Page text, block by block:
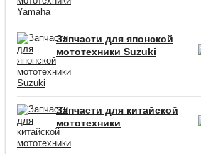
Запчасти для японской
мототехники Suzuki
Запчасти для китайской
мототехники